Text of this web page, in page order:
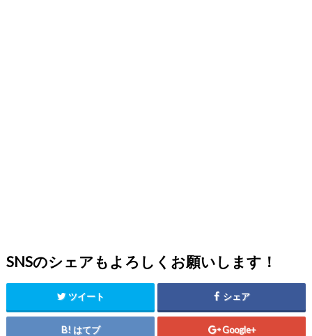
SNSのシェアもよろしくお願いします！
ツイート シェア
はてブ Google+